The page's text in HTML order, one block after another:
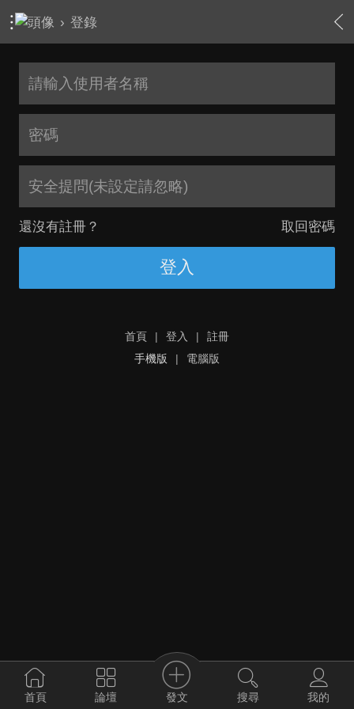
› 登錄
安全提問(未設定請忽略)
還沒有註冊？ 取回密碼
登入
首頁 | 登入 |
註冊
手機版
| 電腦版
首頁 論壇 發文 搜尋 我的